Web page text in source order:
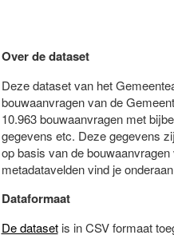
Over de dataset
Deze dataset van het
bouwaanvragen van de
10.963 bouwaanvragen met
gegevens etc. Deze gegevens
op basis van de
metadatavelden vind je
Dataformaat
De datasetis in CSV formaat